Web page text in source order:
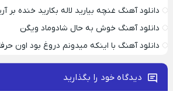
دانلود آهنگ غنچه بیارید لاله بکارید خنده بر
دانلود آهنگ خوش به حال شادوماد ویگن
دانلود آهنگ با اینکه میدونم دروغ بود اون
دیدگاه خود را بگذارید